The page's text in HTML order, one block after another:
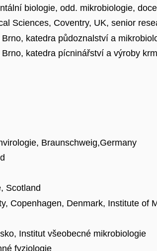
biologie, odd. mikrobiologie,
Sciences, Coventry, UK, senior
katedra půdoznalství a
katedra pícninářství a výroby
Braunschweig,Germany
Scotland
Copenhagen, Denmark, Institute of
Institut všeobecné mikrobiologie
fyziologie